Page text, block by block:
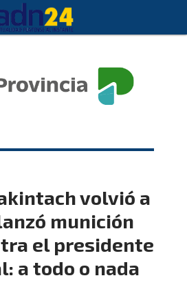
volvió a
munición
el presidente
a todo o nada